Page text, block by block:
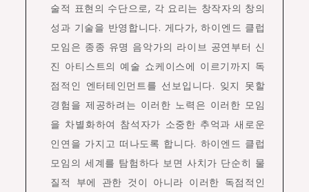
술적 표현의 수단으로, 각 요리는 창작자의 창의
성과 기술을 반영합니다. 게다가, 하이엔드 클럽
모임은 종종 유명 음악가의 라이브 공연부터 신
진 아티스트의 예술 쇼케이스에 이르기까지 독
점적인 엔터테인먼트를 선보입니다. 잊지 못할
경험을 제공하려는 이러한 노력은 이러한 모임
을 차별화하여 참석자가 소중한 추억과 새로운
인연을 가지고 떠나도록 합니다. 하이엔드 클럽
모임의 세계를 탐험하다 보면 사치가 단순히 물
질적 부에 관한 것이 아니라 이러한 독점적인